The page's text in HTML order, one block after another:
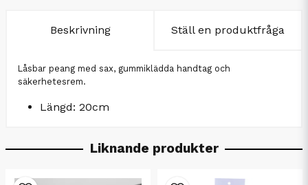
Beskrivning Ställ en produktfråga
Låsbar peang med sax, gummiklädda handtag och
säkerhetesrem.
Längd: 20cm
Liknande produkter